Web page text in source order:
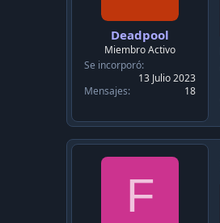
Deadpool
Miembro Activo
Se incorporó
13 Julio 2023
Mensajes
18
F